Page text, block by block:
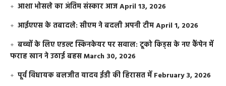
आशा भोसले का अंतिम संस्कार आजApril 13, 2026
आईएएस के तबादले: सीएम ने बदली अपनी टीमApril 1, 2026
बच्चों के लिए एडल्ट स्किनकेयर पर सवाल: टूको किड्स के नए कैंपेन में
फराह खान ने उठाई बहसMarch 30, 2026
पूर्व विधायक बलजीत यादव ईडी की हिरासत में February 3, 2026